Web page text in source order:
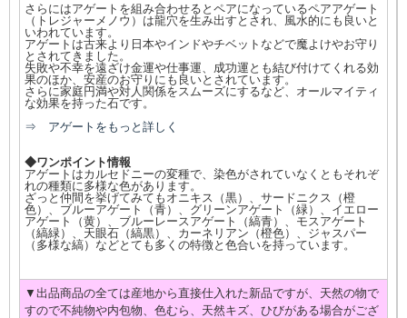
さらにはアゲートを組み合わせるとペアになっているペアアゲート
（トレジャーメノウ）は龍穴を生み出すとされ、風水的にも良いと
いわれています。
アゲートは古来より日本やインドやチベットなどで魔よけやお守り
とされてきました。
失敗や不幸を遠ざけ金運や仕事運、成功運とも結び付けてくれる効
果のほか、安産のお守りにも良いとされています。
さらに家庭円満や対人関係をスムーズにするなど、オールマイティ
な効果を持った石です。
⇒ アゲートをもっと詳しく
◆ワンポイント情報
アゲートはカルセドニーの変種で、染色がされていなくともそれぞ
れの種類に多様な色があります。
ざっと仲間を挙げてみてもオニキス（黒）、サードニクス（橙
色）、ブルーアゲート（青）、グリーンアゲート（緑）、イエロー
アゲート（黄）、ブルーレースアゲート（縞青）、モスアゲート
（縞緑）、天眼石（縞黒）、カーネリアン（橙色）、ジャスパー
（多様な縞）などとても多くの特徴と色合いを持っています。
▼出品商品の全ては産地から直接仕入れた新品ですが、天然の物で
すので不純物や内包物、色むら、天然キズ、ひびがある場合がござ